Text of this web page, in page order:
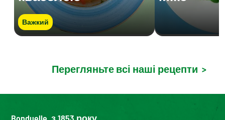
Важкий
Перегляньте всі наші рецепти >